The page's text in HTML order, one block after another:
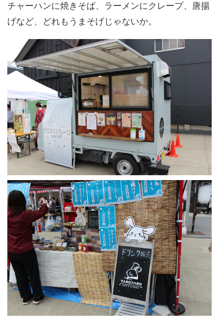
チャーハンに焼きそば、ラーメンにクレープ、唐揚
げなど、どれもうまそげじゃないか。